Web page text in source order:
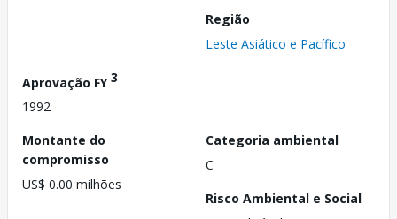
Região
Leste Asiático e Pacífico
Aprovação FY3
1992
Montante do
compromisso
US$ 0.00 milhões
Categoria ambiental
C
Risco Ambiental e Social